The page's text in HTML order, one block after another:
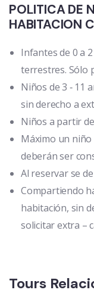
POLITICA DE
HABITACION
Infantes de 0 a
terrestres. Sólo
Niños de 3 ‐11
sin derecho a
Niños a partir
Máximo un
deberán ser
Al reservar se
Compartiendo
habitación, sin
solicitar extra –
Tours